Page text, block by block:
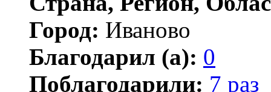
Город: Иваново
Благодарил (а): 0
Поблагодарили: 7 раз